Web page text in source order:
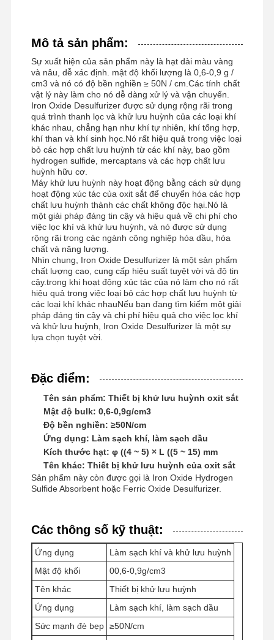
Nhà Sản Phẩm Video
Về Chúng
Tôi
Mô tả sản phẩm:
Sự xuất hiện của sản phẩm này là hạt dài màu vàng
và nâu, dễ xác định. mật độ khối lượng là 0,6-0,9 g /
cm3 và nó có độ bền nghiền ≥ 50N / cm.Các tính chất
vật lý này làm cho nó dễ dàng xử lý và vận chuyển.
Iron Oxide Desulfurizer được sử dụng rộng rãi trong
quá trình thanh lọc và khử lưu huỳnh của các loại khí
khác nhau, chẳng hạn như khí tự nhiên, khí tổng hợp,
khí than và khí sinh học.Nó rất hiệu quả trong việc loại
bỏ các hợp chất lưu huỳnh từ các khí này, bao gồm
hydrogen sulfide, mercaptans và các hợp chất lưu
huỳnh hữu cơ.
Máy khử lưu huỳnh này hoạt động bằng cách sử dụng
hoạt động xúc tác của oxit sắt để chuyển hóa các hợp
chất lưu huỳnh thành các chất không độc hại.Nó là
một giải pháp đáng tin cậy và hiệu quả về chi phí cho
việc lọc khí và khử lưu huỳnh, và nó được sử dụng
rộng rãi trong các ngành công nghiệp hóa dầu, hóa
chất và năng lượng.
Nhìn chung, Iron Oxide Desulfurizer là một sản phẩm
chất lượng cao, cung cấp hiệu suất tuyệt vời và độ tin
cậy.trong khi hoạt động xúc tác của nó làm cho nó rất
hiệu quả trong việc loại bỏ các hợp chất lưu huỳnh từ
các loại khí khác nhauNếu bạn đang tìm kiếm một giải
pháp đáng tin cậy và chi phí hiệu quả cho việc lọc khí
và khử lưu huỳnh, Iron Oxide Desulfurizer là một sự
lựa chọn tuyệt vời.
Đặc điểm:
Tên sản phẩm: Thiết bị khử lưu huỳnh oxit sắt
Mật độ bulk: 0,6-0,9g/cm3
Độ bền nghiền: ≥50N/cm
Ứng dụng: Làm sạch khí, làm sạch dầu
Kích thước hạt: φ ((4 ~ 5) × L ((5 ~ 15) mm
Tên khác: Thiết bị khử lưu huỳnh của oxit sắt
Sản phẩm này còn được gọi là Iron Oxide Hydrogen
Sulfide Absorbent hoặc Ferric Oxide Desulfurizer.
Các thông số kỹ thuật:
Ứng dụng
Làm sạch khí và khử lưu huỳnh
Mật độ khối
00,6-0,9g/cm3
Tên khác
Thiết bị khử lưu huỳnh
Ứng dụng
Làm sạch khí, làm sạch dầu
Sức mạnh đè bẹp ≥50N/cm